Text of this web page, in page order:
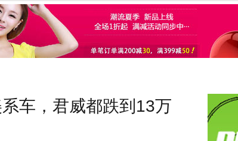
车，君威都跌到13万